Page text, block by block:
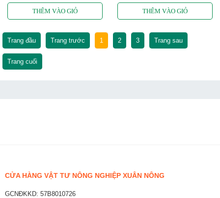
Trang đầu Trang trước 1 2 3 Trang sau
Trang cuối
CỬA HÀNG VẬT TƯ NÔNG NGHIỆP XUÂN NÔNG
GCNĐKKD: 57B8010726